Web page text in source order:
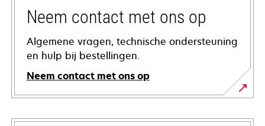
Neem contact met ons op
Algemene vragen, technische ondersteuning
en hulp bij bestellingen.
Neem contact met ons op